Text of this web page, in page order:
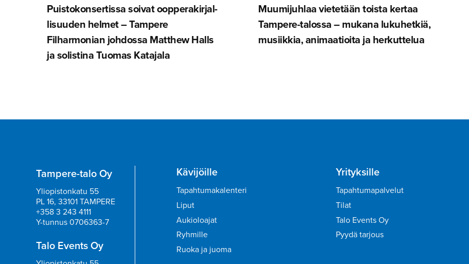
Puistokon­ser­tissa soivat oopperakir­jal­
li­suuden helmet – Tampere
Filharmonian johdossa Matthew Halls
ja solistina Tuomas Katajala
Muumijuhlaa vietetään toista kertaa
Tampere-ta­lossa – mukana lukuhetkiä,
musiikkia, animaatioita ja herkuttelua
Tampere-talo Oy
Yliopistonkatu 55
PL 16, 33101 TAMPERE
+358 3 243 4111
Y-tunnus 0706363-7
Talo Events Oy
Kävijöille
Tapahtumakalenteri
Liput
Aukioloajat
Ryhmille
Ruoka ja juoma
Yrityksille
Tapahtumapalvelut
Tilat
Talo Events Oy
Pyydä tarjous